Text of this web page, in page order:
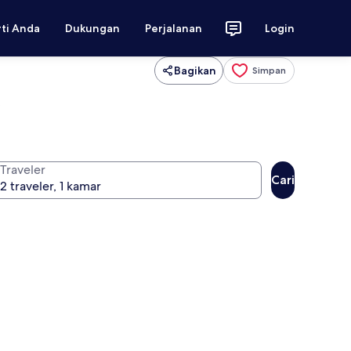
Anda Dukungan Perjalanan Login
Bagikan Simpan
Traveler
Cari